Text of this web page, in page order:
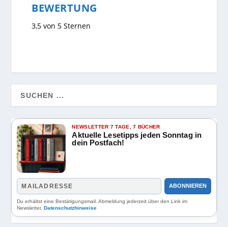
BEWERTUNG
3,5 von 5 Sternen
NEWSLETTER 7 TAGE, 7 BÜCHER
Aktuelle Lesetipps jeden Sonntag in
dein Postfach!
ABONNIEREN
Du erhältst eine Bestätigungsmail. Abmeldung jederzeit über den Link im
Newsletter.Datenschutzhinweise